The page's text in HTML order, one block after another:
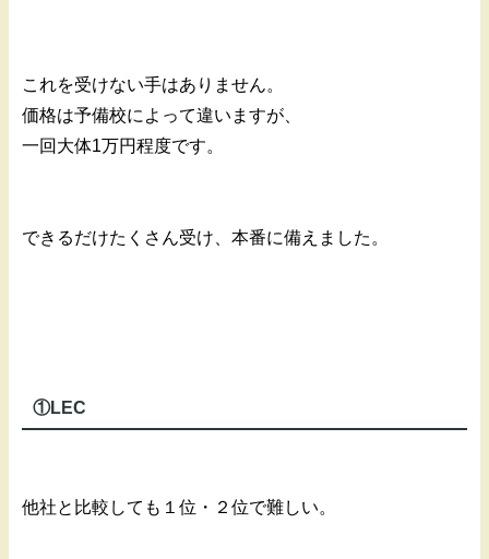
これを受けない手はありません。
価格は予備校によって違いますが、
一回大体1万円程度です。
できるだけたくさん受け、本番に備えました。
①LEC
他社と比較しても１位・２位で難しい。